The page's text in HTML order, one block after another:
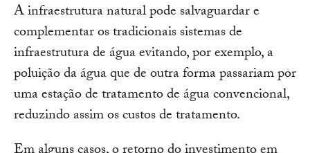
A infraestrutura natural pode salvaguardar e
complementar os tradicionais sistemas de
infraestrutura de água evitando, por exemplo, a
poluição da água que de outra forma passariam por
uma estação de tratamento de água convencional,
reduzindo assim os custos de tratamento.